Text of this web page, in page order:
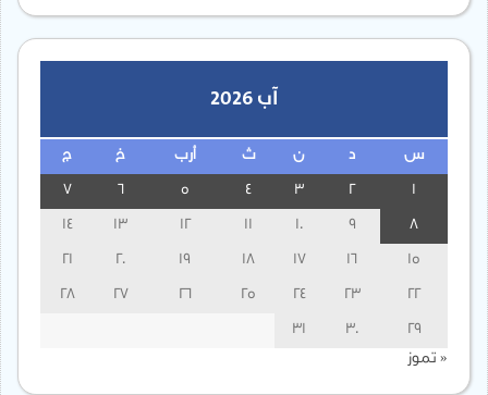
آب 2026
س ن ث أرب خ ج
3
13
14
15
16
17
18
19
20
21
22
23
24
25
26
27
28
29
30
31
« تموز